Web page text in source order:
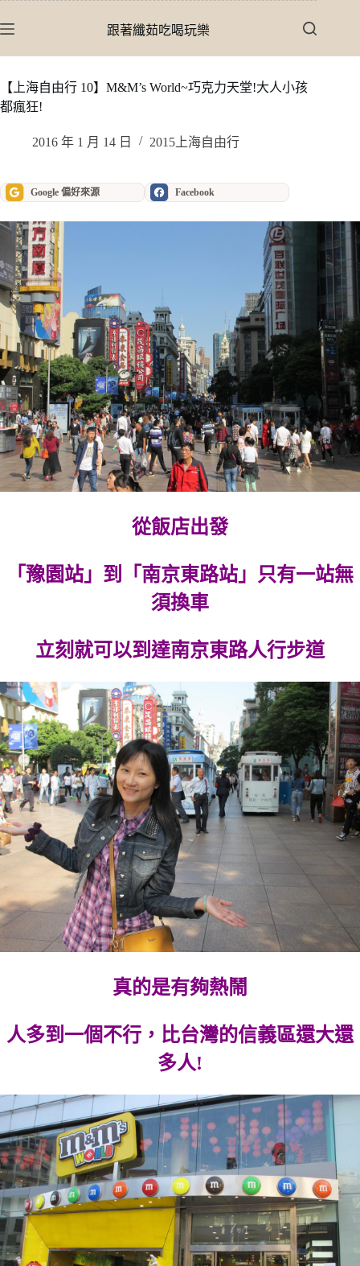
至
內
容
跟著纖茹吃喝玩樂
【上海自由行 10】M&M’s World~巧克力天堂!大人小孩
都瘋狂!
2016 年 1 月 14 日 2015上海自由行
Google 偏好來源 Facebook
從飯店出發
「豫園站」到「南京東路站」只有一站無
須換車
立刻就可以到達南京東路人行步道
真的是有夠熱鬧
人多到一個不行，比台灣的信義區還大還
多人!